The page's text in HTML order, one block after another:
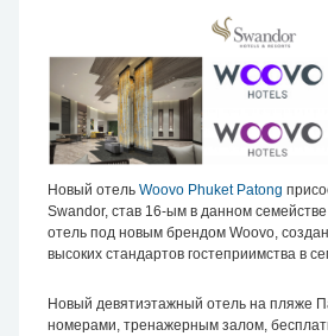
Новый отель Woovo Phuket Patong
Swandor, став 16-ым в данном
отель под новым брендом Woovo,
высоких стандартов гостеприимства в
Новый девятиэтажный отель на пляже
номерами, тренажерным залом,